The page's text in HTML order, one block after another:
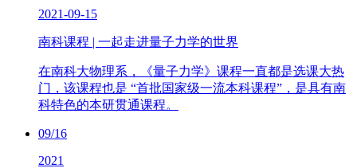
2021-09-15
南科课程 | 一起走进量子力学的世界
在南科大物理系，《量子力学》课程一直都是选课大热
门，该课程也是 “首批国家级一流本科课程”，是具有南
科特色的本研贯通课程。
09/16
2021